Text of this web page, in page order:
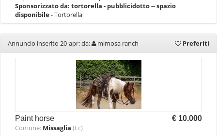
Sponsorizzato da: tortorella - pubblicidotto -- spazio
disponibile- Tortorella
Annuncio inserito 20-apr: da: mimosa ranch Preferiti
Paint horse € 10.000
Comune: Missaglia (Lc)